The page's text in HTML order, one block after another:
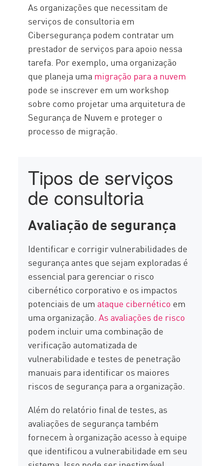
As organizações que necessitam de
serviços de consultoria em
Cibersegurança podem contratar um
prestador de serviços para apoio nessa
tarefa. Por exemplo, uma organização
que planeja uma migração para a nuvem
pode se inscrever em um workshop
sobre como projetar uma arquitetura de
Segurança de Nuvem e proteger o
processo de migração.
Tipos de serviços
de consultoria
Avaliação de segurança
Identificar e corrigir vulnerabilidades de
segurança antes que sejam exploradas é
essencial para gerenciar o risco
cibernético corporativo e os impactos
potenciais de um ataque cibernético em
uma organização.As avaliações de risco
podem incluir uma combinação de
verificação automatizada de
vulnerabilidade e testes de penetração
manuais para identificar os maiores
riscos de segurança para a organização.
Além do relatório final de testes, as
avaliações de segurança também
fornecem à organização acesso à equipe
que identificou a vulnerabilidade em seu